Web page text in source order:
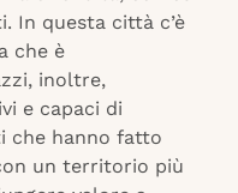
In questa città c’è
che è
inoltre,
e capaci di
che hanno fatto
un territorio più